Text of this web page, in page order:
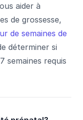
aider à
de grossesse,
de semaines de
déterminer si
semaines requis